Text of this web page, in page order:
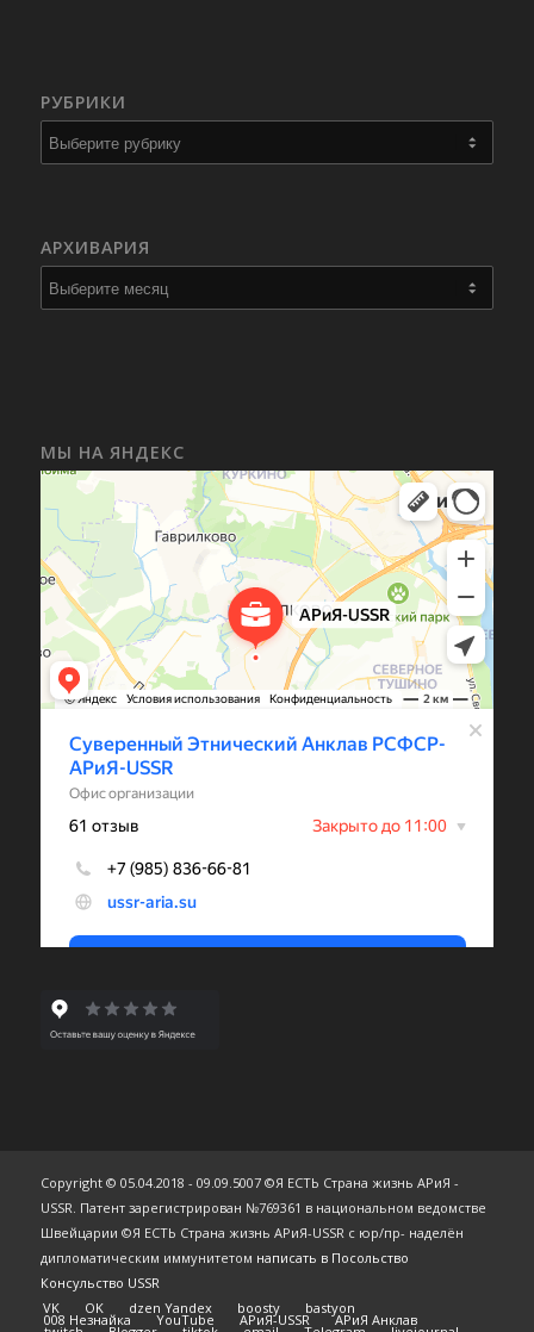
РУБРИКИ
АРХИВАРИЯ
МЫ НА ЯНДЕКС
Copyright © 05.04.2018 - 09.09.5007 ©Я ЕСТЬ Страна жизнь АРиЯ -
USSR. Патент зарегистрирован №769361 в национальном ведомстве
Швейцарии ©Я ЕСТЬ Страна жизнь АРиЯ-USSR с юр/пр- наделён
дипломатическим иммунитетом написать в Посольство
Консульство USSR
VK
OK dzen Yandex boosty bastyon
008 Незнайка YouTube АРиЯ-USSR АРиЯ Анклав